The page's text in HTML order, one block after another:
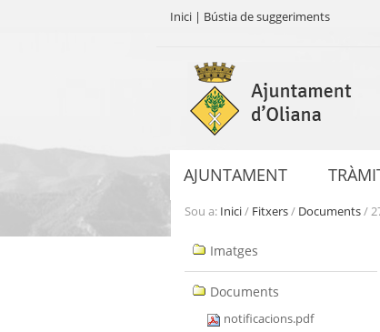
Inici | Bústia de suggeriments
contingut.
navegació
AJUNTAMENT
Sou a: Inici/ Fitxers/ Documents/
Navegació
Imatges
Documents
notificacions.pdf